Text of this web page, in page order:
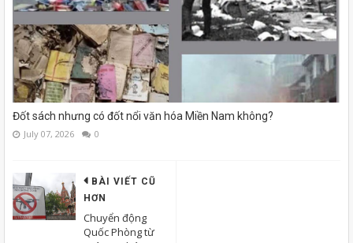
Đốt sách nhưng có đốt nổi văn hóa Miền Nam không?
July 07, 2026 0
BÀI VIẾT CŨ
HƠN
Chuyển động
Quốc Phòng từ